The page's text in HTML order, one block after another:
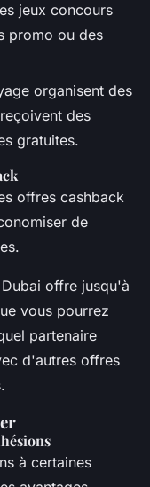
jeux concours
promo ou des
organisent des
des
gratuites.
offres cashback
de
offre jusqu'à
vous pourrez
partenaire
d'autres offres
à certaines